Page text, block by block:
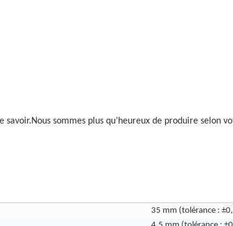
sommes plus qu’heureux de produire selon
35 mm (tolérance :